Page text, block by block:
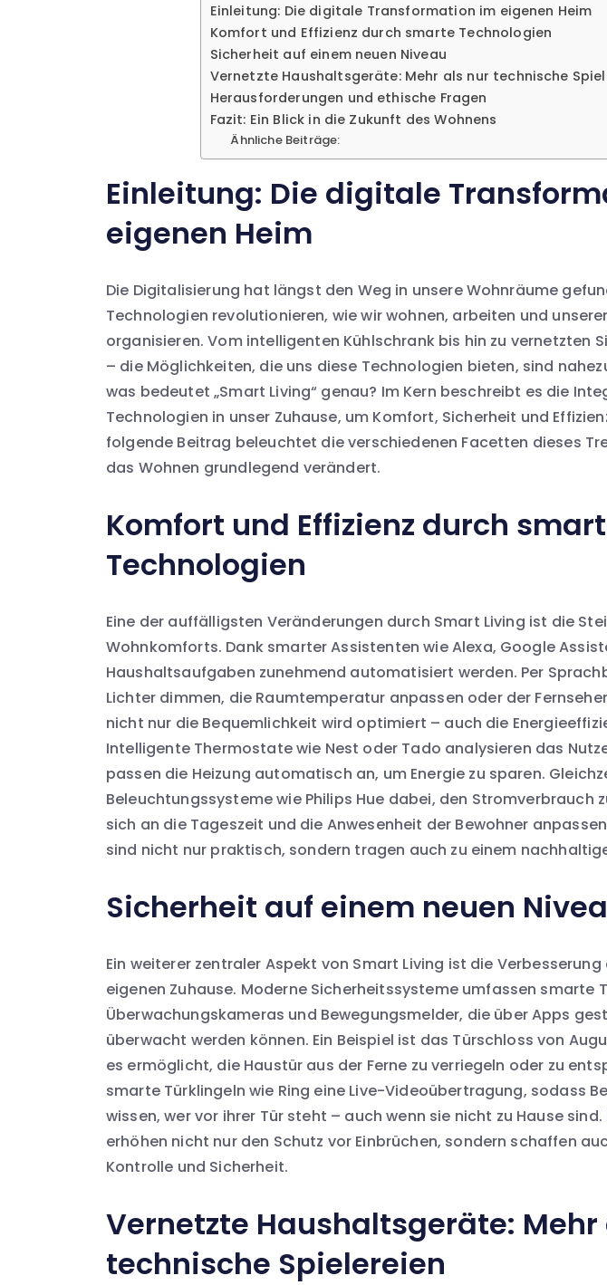
Einleitung: Die digitale Transformation im eigenen Heim
Komfort und Effizienz durch smarte Technologien
Sicherheit auf einem neuen Niveau
Vernetzte Haushaltsgeräte: Mehr als nur technische
Herausforderungen und ethische Fragen
Fazit: Ein Blick in die Zukunft des Wohnens
Ähnliche Beiträge:
Einleitung: Die digitale
eigenen Heim
Die Digitalisierung hat längst den Weg in unsere Wohnräume
Technologien revolutionieren, wie wir wohnen, arbeiten und
organisieren. Vom intelligenten Kühlschrank bis hin zu vernetzten
– die Möglichkeiten, die uns diese Technologien bieten, sind
was bedeutet „Smart Living“ genau? Im Kern beschreibt es die
Technologien in unser Zuhause, um Komfort, Sicherheit und
folgende Beitrag beleuchtet die verschiedenen Facetten dieses
das Wohnen grundlegend verändert.
Komfort und Effizienz durch
Technologien
Eine der auffälligsten Veränderungen durch Smart Living ist die
Wohnkomforts. Dank smarter Assistenten wie Alexa, Google
Haushaltsaufgaben zunehmend automatisiert werden. Per
Lichter dimmen, die Raumtemperatur anpassen oder der
nicht nur die Bequemlichkeit wird optimiert – auch die
Intelligente Thermostate wie Nest oder Tado analysieren das
passen die Heizung automatisch an, um Energie zu sparen.
Beleuchtungssysteme wie Philips Hue dabei, den Stromverbrauch
sich an die Tageszeit und die Anwesenheit der Bewohner
sind nicht nur praktisch, sondern tragen auch zu einem
Sicherheit auf einem neuen
Ein weiterer zentraler Aspekt von Smart Living ist die
eigenen Zuhause. Moderne Sicherheitssysteme umfassen smarte
Überwachungskameras und Bewegungsmelder, die über Apps
überwacht werden können. Ein Beispiel ist das Türschloss von
es ermöglicht, die Haustür aus der Ferne zu verriegeln oder zu
smarte Türklingeln wie Ring eine Live-Videoübertragung, sodass
wissen, wer vor ihrer Tür steht – auch wenn sie nicht zu Hause
erhöhen nicht nur den Schutz vor Einbrüchen, sondern schaffen
Kontrolle und Sicherheit.
Vernetzte Haushaltsgeräte: Mehr
technische Spielereien